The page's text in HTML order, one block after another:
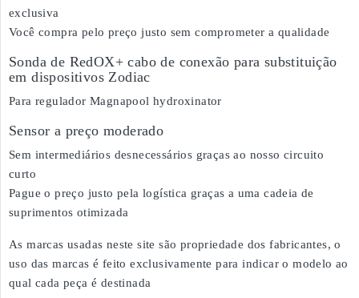
exclusiva
Você compra pelo preço justo sem comprometer a qualidade
Sonda de RedOX+ cabo de conexão para substituição
em dispositivos Zodiac
Para regulador Magnapool hydroxinator
Sensor a preço moderado
Sem intermediários desnecessários graças ao nosso circuito
curto
Pague o preço justo pela logística graças a uma cadeia de
suprimentos otimizada
As marcas usadas neste site são propriedade dos fabricantes, o
uso das marcas é feito exclusivamente para indicar o modelo ao
qual cada peça é destinada